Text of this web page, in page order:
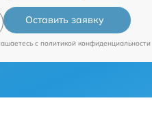
Оставить заявку
c политикой конфиденциальности